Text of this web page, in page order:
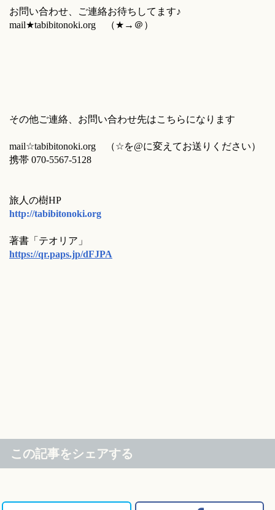
お問い合わせ、ご連絡お待ちしてます♪
mail★tabibitonoki.org （★→＠）
その他ご連絡、お問い合わせ先はこちらになります
mail☆tabibitonoki.org （☆を@に変えてお送りください）
携帯 070-5567-5128
旅人の樹HP
http://tabibitonoki.org
著書「テオリア」
https://qr.paps.jp/dFJPA
この記事をシェアする